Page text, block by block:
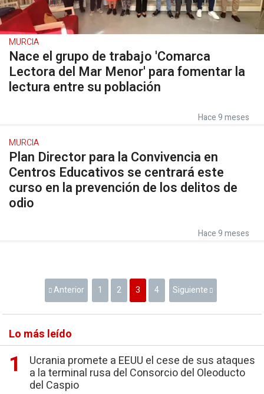
MURCIA
Nace el grupo de trabajo 'Comarca
Lectora del Mar Menor' para fomentar la
lectura entre su población
Hace 9 meses
MURCIA
Plan Director para la Convivencia en
Centros Educativos se centrará este
curso en la prevención de los delitos de
odio
Hace 9 meses
Anterior 1 2 3 4 Siguiente
Lo más leído
Ucrania promete a EEUU el cese de sus ataques
a la terminal rusa del Consorcio del Oleoducto
del Caspio